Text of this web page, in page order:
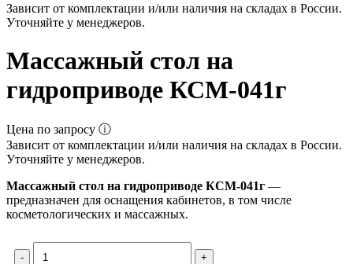
Зависит от комплектации и/или наличия на складах в России.
Уточняйте у менеджеров.
Массажный стол на
гидроприводе КСМ-041г
Цена по запросу ⓘ
Зависит от комплектации и/или наличия на складах в России.
Уточняйте у менеджеров.
Массажный стол на гидроприводе КСМ-041г —
предназначен для оснащения кабинетов, в том числе
косметологических и массажных.